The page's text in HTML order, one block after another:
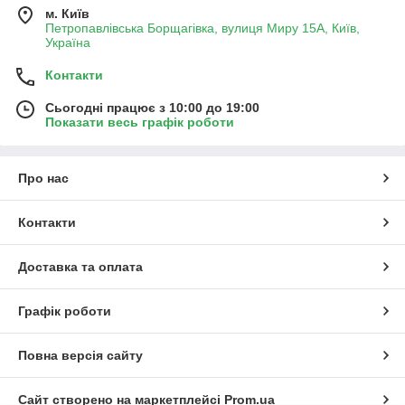
м. Київ
Петропавлівська Борщагівка, вулиця Миру 15А, Київ,
Україна
Контакти
Сьогодні працює з 10:00 до 19:00
Показати весь графік роботи
Про нас
Контакти
Доставка та оплата
Графік роботи
Повна версія сайту
Сайт створено на маркетплейсі Prom.ua